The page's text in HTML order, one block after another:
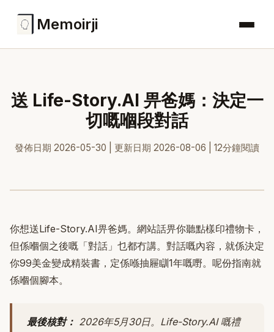
Memoirji
送 Life-Story.AI 畀爸媽：決定一
切嘅嗰段對話
發佈日期 2026-05-30 | 更新日期 2026-08-06 | 12分鐘閱讀
你想送Life-Story.AI畀爸媽。網站話畀你聽點樣印禮物卡，
但係嗰個之後嘅「對話」乜都冇講。對話嘅內容，就係決定
你99美金變成精裝書，定係喺抽屜瞓1年嘅嘢。呢份指南就
係嗰個腳本。
最後核對： 2026年5月30日。Life-Story.AI 嘅禮